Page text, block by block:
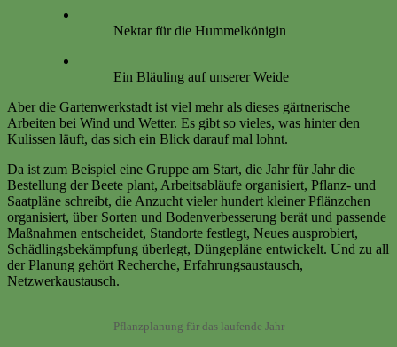
Nektar für die Hummelkönigin
Ein Bläuling auf unserer Weide
Aber die Gartenwerkstadt ist viel mehr als dieses gärtnerische
Arbeiten bei Wind und Wetter. Es gibt so vieles, was hinter den
Kulissen läuft, das sich ein Blick darauf mal lohnt.
Da ist zum Beispiel eine Gruppe am Start, die Jahr für Jahr die
Bestellung der Beete plant, Arbeitsabläufe organisiert, Pflanz- und
Saatpläne schreibt, die Anzucht vieler hundert kleiner Pflänzchen
organisiert, über Sorten und Bodenverbesserung berät und passende
Maßnahmen entscheidet, Standorte festlegt, Neues ausprobiert,
Schädlingsbekämpfung überlegt, Düngepläne entwickelt. Und zu all
der Planung gehört Recherche, Erfahrungsaustausch,
Netzwerkaustausch.
Pflanzplanung für das laufende Jahr